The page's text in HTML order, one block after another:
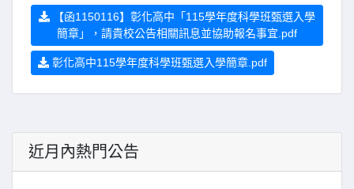
【函1150116】彰化高中「115學年度科學班甄選入學
簡章」，請貴校公告相關訊息並協助報名事宜.pdf
彰化高中115學年度科學班甄選入學簡章.pdf
近月內熱門公告